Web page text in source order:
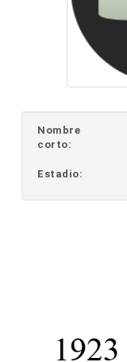
Nombre
corto:
Estadio: